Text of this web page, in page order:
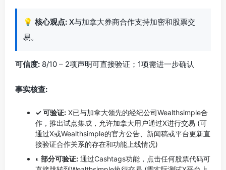
💡 核心观点: X与加拿大券商合作支持加密和股票交
易。
可信度: 8/10 – 2项声明可直接验证；1项需进一步确认
事实核查:
✓ 可验证: X已与加拿大领先的经纪公司Wealthsimple合
作，推出试点集成，允许加拿大用户通过X进行交易 (可
通过X或Wealthsimple的官方公告、新闻稿或平台更新直
接验证合作关系的存在和功能上线情况)
◐ 部分可验证: 通过Cashtags功能，点击任何股票代码可